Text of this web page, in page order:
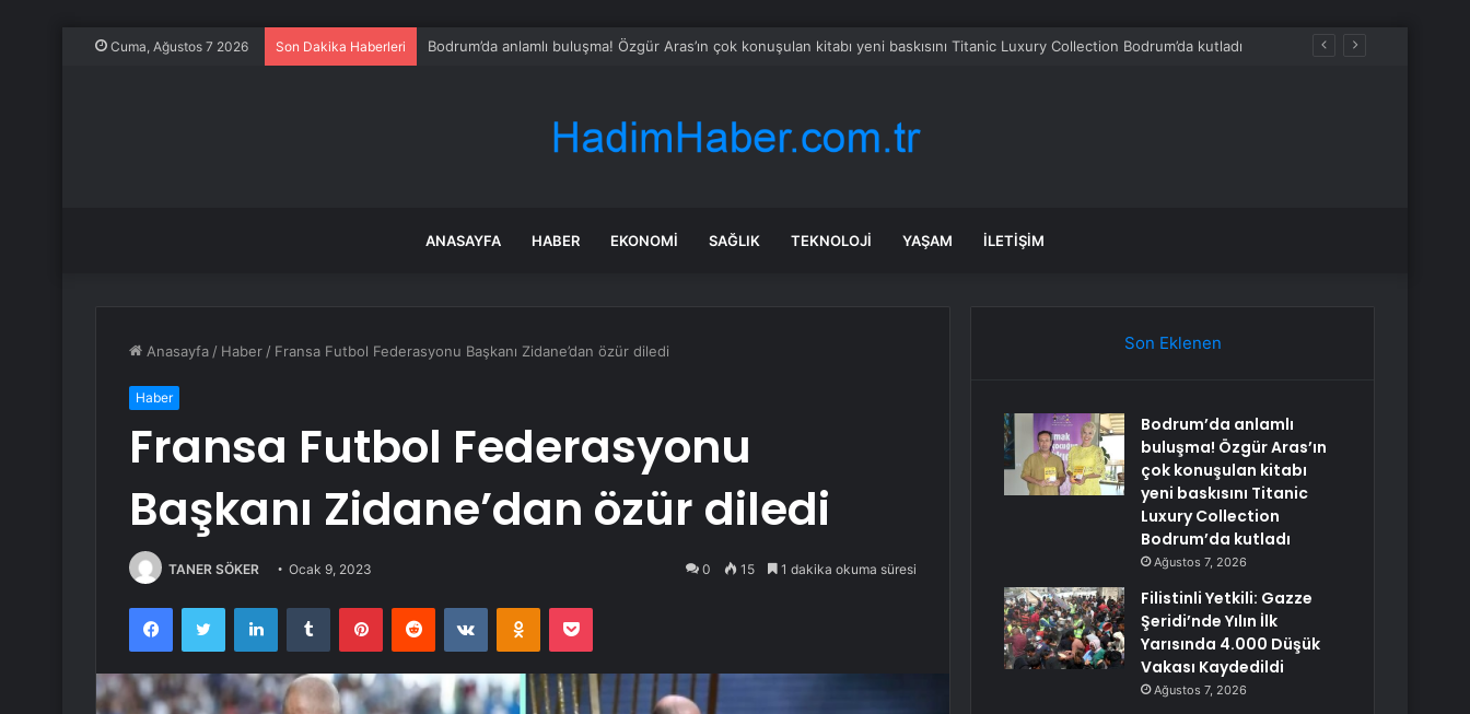
Cuma, Ağustos 7 2026 Son Dakika Haberleri Filistinli Yetkili: Gazze Şeridi’nde Yılın İlk Yarısında 4.000 Düşük Vakası Kaydedildi
ANASAYFA HABER EKONOMI SAĞLIK TEKNOLOJI YAŞAM İLETIŞIM
Anasayfa / Haber / Fransa Futbol Federasyonu Başkanı Zidane’dan özür diledi
Haber
Fransa Futbol Federasyonu
Başkanı Zidane’dan özür diledi
TANER SÖKER Ocak 9, 2023 0 15 1 dakika okuma süresi
FacebookTwitter LinkedInTumblr PinterestReddit VKontakteOdnoklassniki
Pocket
Son Eklenen
Bodrum’da anlamlı
buluşma! Özgür Aras’ın
çok konuşulan kitabı
yeni baskısını Titanic
Luxury Collection
Bodrum’da kutladı
Ağustos 7, 2026
Filistinli Yetkili: Gazze
Şeridi’nde Yılın İlk
Yarısında 4.000 Düşük
Vakası Kaydedildi
Ağustos 7, 2026